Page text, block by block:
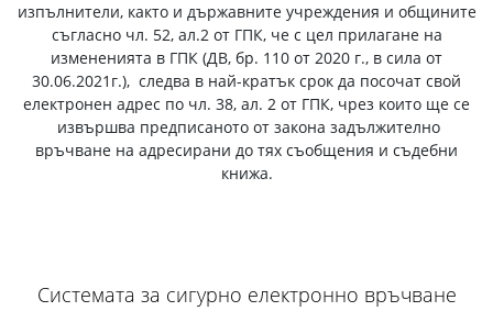
изпълнители, както и държавните учреждения и общините
съгласно чл. 52, ал.2 от ГПК, че с цел прилагане на
измененията в ГПК (ДВ, бр. 110 от 2020 г., в сила от
30.06.2021г.), следва в най-кратък срок да посочат свой
електронен адрес по чл. 38, ал. 2 от ГПК, чрез които ще се
извършва предписаното от закона задължително
връчване на адресирани до тях съобщения и съдебни
книжа.
Системата за сигурно електронно връчване